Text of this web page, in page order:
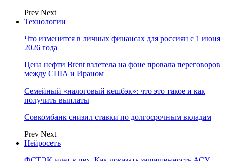
Prev Next
Технологии
Что изменится в личных финансах для россиян с 1 июня
2026 года
Цена нефти Brent взлетела на фоне провала переговоров
между США и Ираном
Семейный «налоговый кешбэк»: что это такое и как
получить выплаты
Совкомбанк снизил ставки по долгосрочным вкладам
Prev Next
Нейросеть